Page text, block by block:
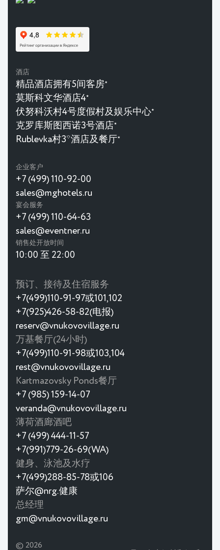
酒店
精品酒店拥有5间客房★
莫斯科文华酒店4★
伏努科沃村4号度假村及娱乐中心★
克罗库斯图西诺3号酒店 ★
Rublevka村3*酒店及餐厅★
企业客户
+7 (499) 110-92-00
sales@mghotels.ru
宴会服务
+7 (499) 110-64-63
sales@eventner.ru
销售处开放时间
10:00 至 22:00
预订、接待及住宿服务
+7(499)110-91-97或101,102
+7(925)426-58-82(电报)
reserv@vnukovovillage.ru
万基餐厅(24小时)
+7(499)110-91-98或103,104
rest@vnukovovillage.ru
Kartmazovsky Ponds餐厅
+7 (985) 159-14-07
veranda@vnukovovillage.ru
薄荷酒廊酒吧
+7 (499) 444-11-57
+7(991)779-26-69(WA)
健身、泳池及水疗
+7(499)288-85-78或106
萨尔@nrg.健康
总经理
gm@vnukovovillage.ru
© 2026